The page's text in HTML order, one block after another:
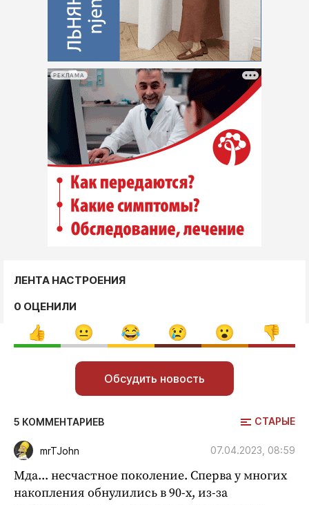
РЕКЛАМА
ЛЕНТА НАСТРОЕНИЯ
0 ОЦЕНИЛИ
Обсудить новость
5 КОММЕНТАРИЕВ СТАРЫЕ
mrTJohn 07.04.2023, 08:59
Мда... несчастное поколение. Сперва у многих
накопления обнулились в 90-х, из-за